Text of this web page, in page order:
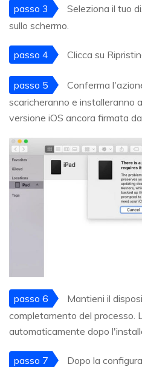
passo 3
Seleziona il tuo
sullo schermo.
passo 4 Clicca su
passo 5
Conferma
scaricheranno e installeranno
versione iOS ancora firmata
passo 6
Mantieni il
completamento del processo.
automaticamente dopo
passo 7
Dopo la